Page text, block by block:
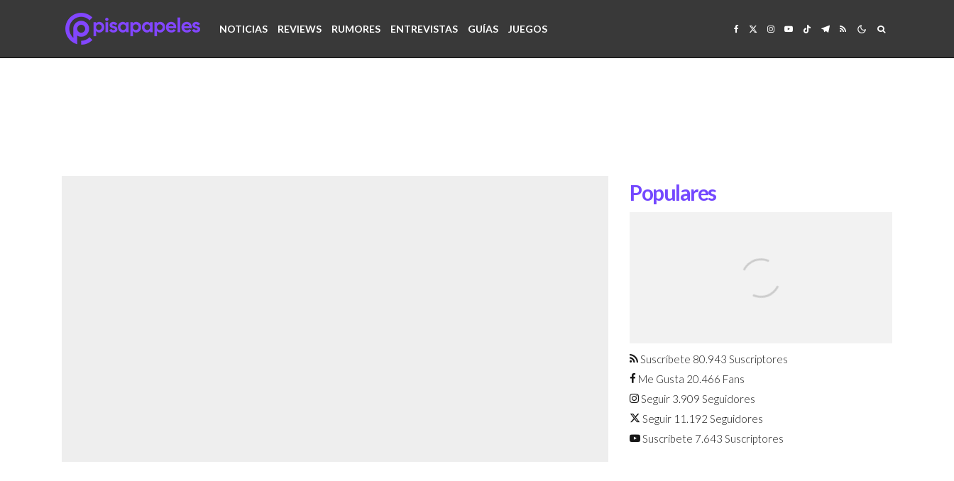
NOTICIAS REVIEWS RUMORES ENTREVISTAS GUÍAS JUEGOS
Populares
agosto
Suscríbete 80.943 Suscriptores
Me Gusta 20.466 Fans
Seguir 3.909 Seguidores
Seguir 11.192 Seguidores
Suscríbete 7.643 Suscriptores